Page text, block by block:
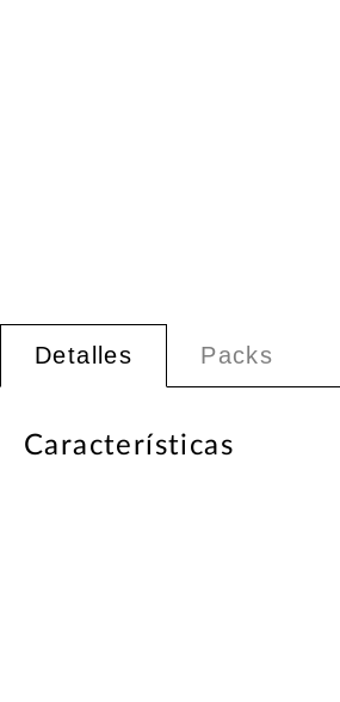
Detalles Packs
Características